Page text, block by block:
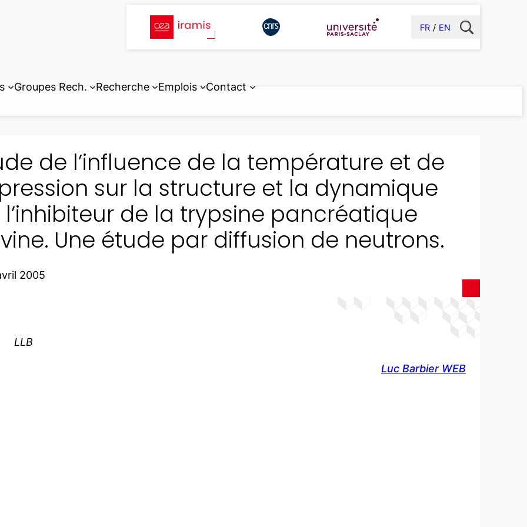
FR EN
Groupes Rech. Recherche Emplois Contact
de l’influence de la température et de
sur la structure et la dynamique
de la trypsine pancréatique
Une étude par diffusion de neutrons.
2005
LLB
Luc Barbier WEB